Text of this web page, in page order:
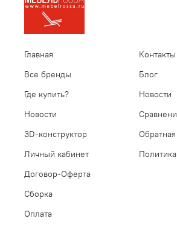
Главная
Все бренды
Где купить?
Новости
3D-конструктор
Личный кабинет
Договор-Оферта
Сборка
Оплата
Контакты
Блог
Новости